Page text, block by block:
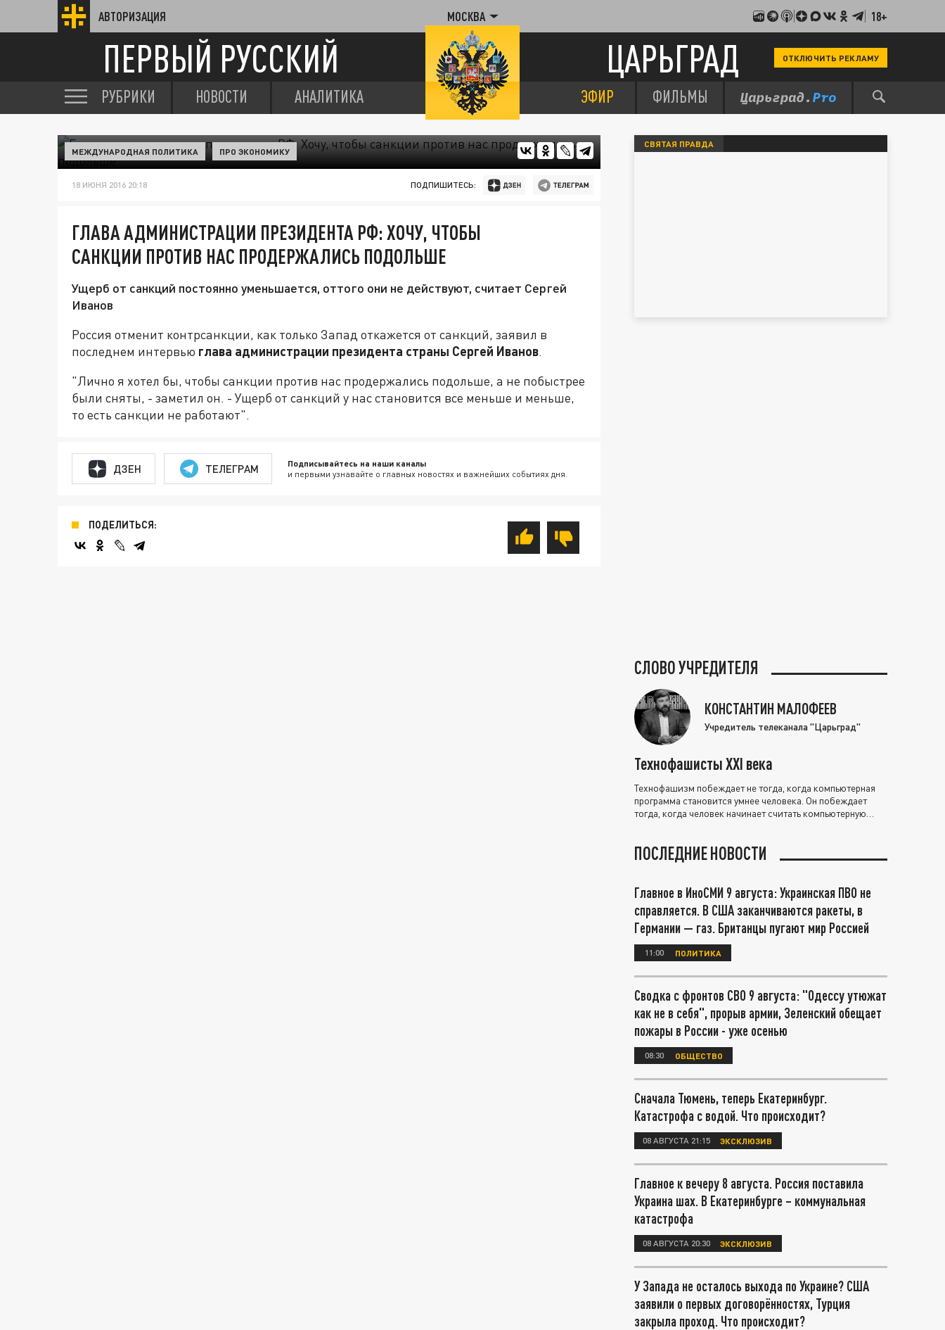
АВТОРИЗАЦИЯ МОСКВА 18+
ПЕРВЫЙ РУССКИЙ ЦАРЬГРАД ОТКЛЮЧИТЬ РЕКЛАМУ
РУБРИКИ НОВОСТИ АНАЛИТИКА ЭФИР ФИЛЬМЫ
МЕЖДУНАРОДНАЯ ПОЛИТИКА ПРО ЭКОНОМИКУ
18 ИЮНЯ 2016 20:18 ПОДПИШИТЕСЬ:
ГЛАВА АДМИНИСТРАЦИИ ПРЕЗИДЕНТА РФ: ХОЧУ, ЧТОБЫ
САНКЦИИ ПРОТИВ НАС ПРОДЕРЖАЛИСЬ ПОДОЛЬШЕ
Ущерб от санкций постоянно уменьшается, оттого они не действуют, считает Сергей
Иванов
Россия отменит контрсанкции, как только Запад откажется от санкций, заявил в
последнем интервью глава администрации президента страны Сергей Иванов.
"Лично я хотел бы, чтобы санкции против нас продержались подольше, а не побыстрее
были сняты, - заметил он. - Ущерб от санкций у нас становится все меньше и меньше,
то есть санкции не работают".
ДЗЕН ТЕЛЕГРАМ Подписывайтесь на наши каналы
и первыми узнавайте о главных новостях и важнейших событиях дня.
ПОДЕЛИТЬСЯ:
СВЯТАЯ ПРАВДА
СЛОВО УЧРЕДИТЕЛЯ
КОНСТАНТИН МАЛОФЕЕВ
Учредитель телеканала "Царьград"
Технофашисты XXI века
Технофашизм побеждает не тогда, когда компьютерная
программа становится умнее человека. Он побеждает
тогда, когда человек начинает считать компьютерную
ПОСЛЕДНИЕ НОВОСТИ
Главное в ИноСМИ 9 августа: Украинская ПВО не
справляется. В США заканчиваются ракеты, в
Германии — газ. Британцы пугают мир Россией
11:00 ПОЛИТИКА
Сводка с фронтов СВО 9 августа: "Одессу утюжат
как не в себя", прорыв армии, Зеленский обещает
пожары в России - уже осенью
08:30 ОБЩЕСТВО
Сначала Тюмень, теперь Екатеринбург.
Катастрофа с водой. Что происходит?
08 АВГУСТА 21:15 ЭКСКЛЮЗИВ
Главное к вечеру 8 августа. Россия поставила
Украина шах. В Екатеринбурге – коммунальная
катастрофа
08 АВГУСТА 20:30 ЭКСКЛЮЗИВ
У Запада не осталось выхода по Украине? США
заявили о первых договорённостях, Турция
закрыла проход. Что происходит?